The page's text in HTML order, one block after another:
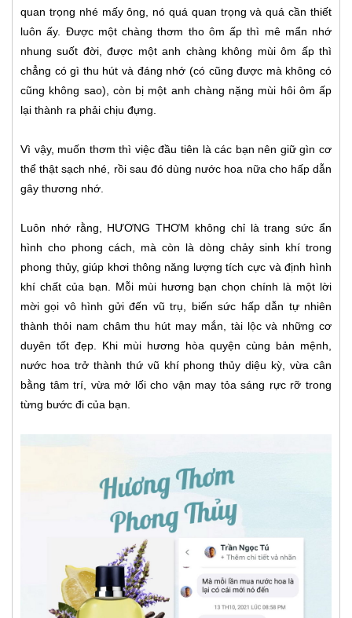
quan trọng nhé mấy ông, nó quá quan trọng và quá cần thiết
luôn ấy. Được một chàng thơm tho ôm ấp thì mê mẩn nhớ
nhung suốt đời, được một anh chàng không mùi ôm ấp thì
chẳng có gì thu hút và đáng nhớ (có cũng được mà không có
cũng không sao), còn bị một anh chàng nặng mùi hôi ôm ấp
lại thành ra phải chịu đựng.
Vì vậy, muốn thơm thì việc đầu tiên là các bạn nên giữ gìn cơ
thể thật sạch nhé, rồi sau đó dùng nước hoa nữa cho hấp dẫn
gây thương nhớ.
Luôn nhớ rằng, HƯƠNG THƠM không chỉ là trang sức ẩn
hình cho phong cách, mà còn là dòng chảy sinh khí trong
phong thủy, giúp khơi thông năng lượng tích cực và định hình
khí chất của bạn. Mỗi mùi hương bạn chọn chính là một lời
mời gọi vô hình gửi đến vũ trụ, biến sức hấp dẫn tự nhiên
thành thỏi nam châm thu hút may mắn, tài lộc và những cơ
duyên tốt đẹp. Khi mùi hương hòa quyện cùng bản mệnh,
nước hoa trở thành thứ vũ khí phong thủy diệu kỳ, vừa cân
bằng tâm trí, vừa mở lối cho vận may tỏa sáng rực rỡ trong
từng bước đi của bạn.